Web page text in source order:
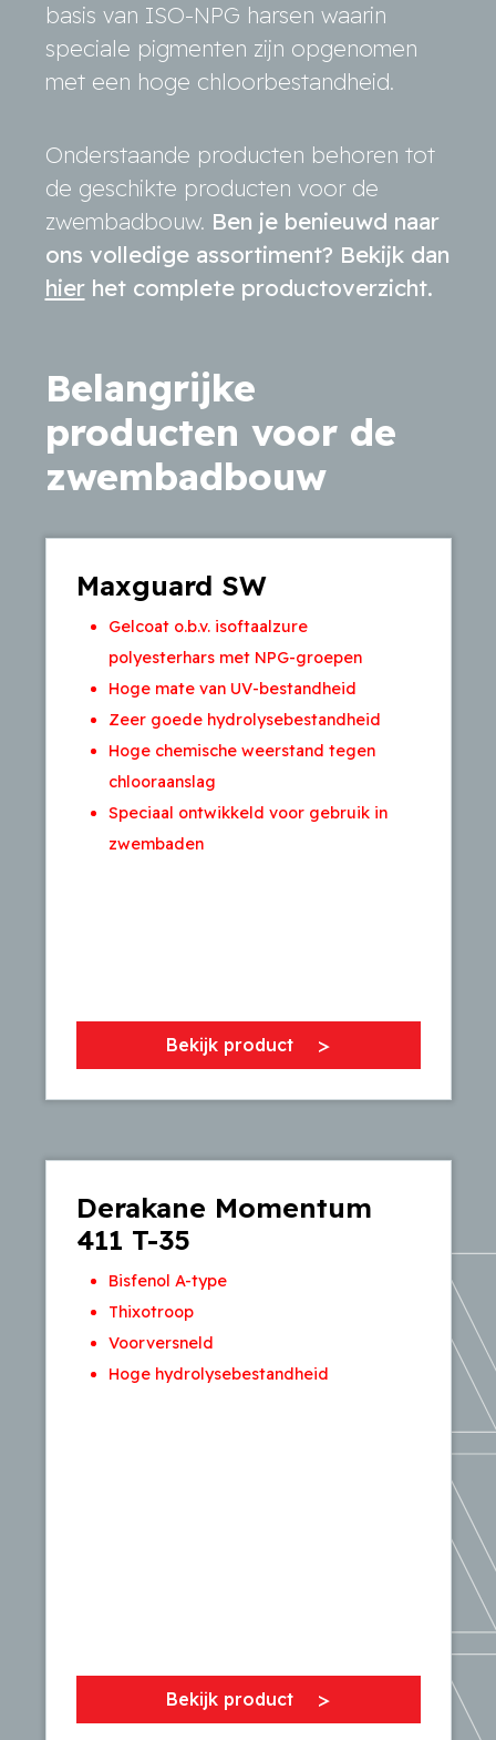
basis van ISO-NPG harsen waarin
speciale pigmenten zijn opgenomen
met een hoge chloorbestandheid.
Onderstaande producten behoren tot
de geschikte producten voor de
zwembadbouw. Ben je benieuwd naar
ons volledige assortiment? Bekijk dan
hierhet complete productoverzicht.
Belangrijke
producten voor de
zwembadbouw
Maxguard SW
Gelcoat o.b.v. isoftaalzure
polyesterhars met NPG-groepen
Hoge mate van UV-bestandheid
Zeer goede hydrolysebestandheid
Hoge chemische weerstand tegen
chlooraanslag
Speciaal ontwikkeld voor gebruik in
zwembaden
Bekijk product
Derakane Momentum
411 T-35
Bisfenol A-type
Thixotroop
Voorversneld
Hoge hydrolysebestandheid
Bekijk product